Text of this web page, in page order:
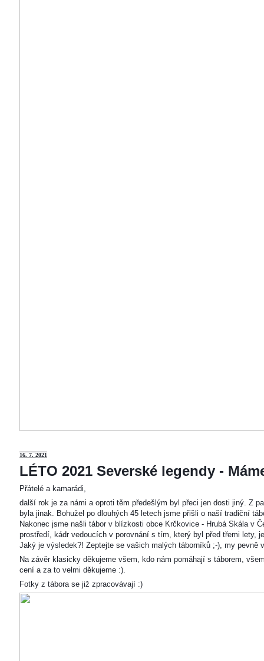
16. 7. 2021
LÉTO 2021 Severské legendy -
Přátelé a kamarádi,
další rok je za námi a oproti těm předešlým byl přeci jen dosti jiný. Z
byla jinak. Bohužel po dlouhých 45 letech jsme přišli o naší tradiční
Nakonec jsme našli tábor v blízkosti obce Krčkovice - Hrubá Skála v
prostředí, kádr vedoucích v porovnání s tím, který byl před třemi lety,
Jaký je výsledek?! Zeptejte se vašich malých táborníků ;-), my pevně
Na závěr klasicky děkujeme všem, kdo nám pomáhají s táborem,
cení a za to velmi děkujeme :).
Fotky z tábora se již zpracovávají :)